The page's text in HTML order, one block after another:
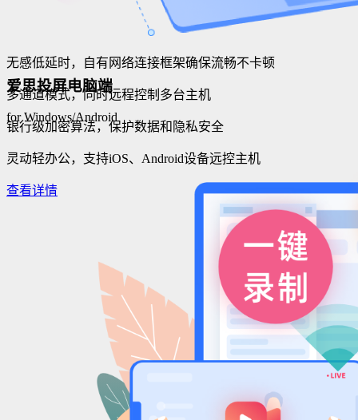
无感低延时，自有网络连接框架确保流畅不卡顿
多通道模式，同时远程控制多台主机
银行级加密算法，保护数据和隐私安全
灵动轻办公，支持iOS、Android设备远控主机
查看详情
爱思投屏电脑端
for Windows/Android